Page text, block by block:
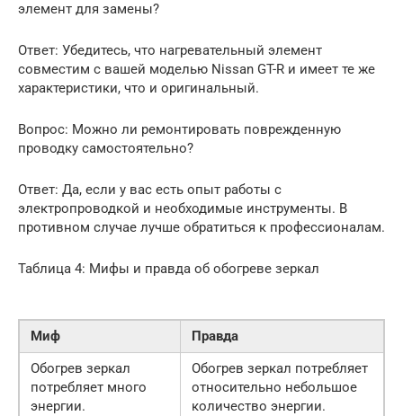
элемент для замены?
Ответ: Убедитесь, что нагревательный элемент
совместим с вашей моделью Nissan GT-R и имеет те же
характеристики, что и оригинальный.
Вопрос: Можно ли ремонтировать поврежденную
проводку самостоятельно?
Ответ: Да, если у вас есть опыт работы с
электропроводкой и необходимые инструменты. В
противном случае лучше обратиться к профессионалам.
Таблица 4: Мифы и правда об обогреве зеркал
Миф
Правда
Обогрев зеркал
потребляет много
энергии.
Обогрев зеркал потребляет
относительно небольшое
количество энергии.